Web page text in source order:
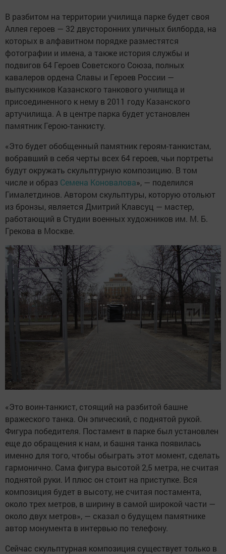
В разбитом на территории училища парке будет своя
Аллея героев — 32 двусторонних уличных билборда, на
которых в алфавитном порядке разместятся
фотографии и имена, а также история службы и
подвигов 64 Героев Советского Союза, полных
кавалеров ордена Славы и Героев России —
выпускников Казанского танкового училища и
присоединенного к нему в 2011 году Казанского
артучилища. А в центре парка будет установлен
памятник Герою-танкисту.
«Это будет обобщенный памятник героям-танкистам,
вобравший в себя черты всех 64 героев, чьи портреты
будут окружать скульптурную композицию. В том
числе и образ Семена Коновалова», — поделился
Гималетдинов. Автором скульптуры, которую отольют
из бронзы, является Дмитрий Клавсуц — мастер,
работающий в Студии военных художников им. М. Б.
Грекова в Москве.
«Это воин-танкист, стоящий на разбитой башне
вражеского танка. Он эпический, с поднятой рукой.
Фигура победителя. Постамент в парке был установлен
еще до обращения к нам, и башня танка появилась
именно для того, чтобы обыграть этот момент, сделать
гармонично. Сама фигура высотой 2,5 метра, не считая
поднятой руки. И плюс он стоит на приступке. Вся
композиция будет в высоту, не считая постамента,
около трех метров, в ширину в самой широкой части —
около двух метров», — сказал о будущем памятнике
автор монумента в интервью по телефону.
Сейчас скульптурная композиция существует только в